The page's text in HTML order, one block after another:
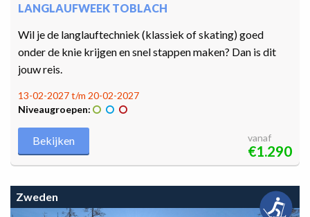
LANGLAUFWEEK TOBLACH
Wil je de langlauftechniek (klassiek of skating) goed
onder de knie krijgen en snel stappen maken? Dan is dit
jouw reis.
13-02-2027 t/m 20-02-2027
Niveaugroepen:
Bekijken vanaf
€1.290
Zweden